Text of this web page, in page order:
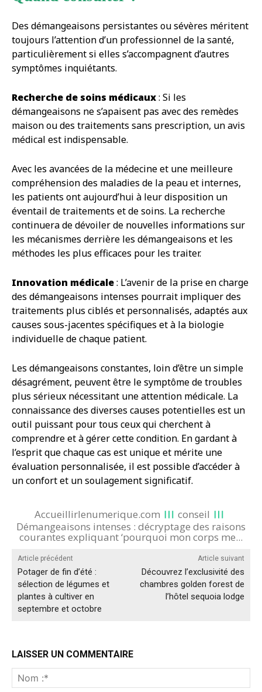
Des démangeaisons persistantes ou sévères méritent
toujours l’attention d’un professionnel de la santé,
particulièrement si elles s’accompagnent d’autres
symptômes inquiétants.
Recherche de soins médicaux: Si les
démangeaisons ne s’apaisent pas avec des remèdes
maison ou des traitements sans prescription, un avis
médical est indispensable.
Avec les avancées de la médecine et une meilleure
compréhension des maladies de la peau et internes,
les patients ont aujourd’hui à leur disposition un
éventail de traitements et de soins. La recherche
continuera de dévoiler de nouvelles informations sur
les mécanismes derrière les démangeaisons et les
méthodes les plus efficaces pour les traiter.
Innovation médicale: L’avenir de la prise en charge
des démangeaisons intenses pourrait impliquer des
traitements plus ciblés et personnalisés, adaptés aux
causes sous-jacentes spécifiques et à la biologie
individuelle de chaque patient.
Les démangeaisons constantes, loin d’être un simple
désagrément, peuvent être le symptôme de troubles
plus sérieux nécessitant une attention médicale. La
connaissance des diverses causes potentielles est un
outil puissant pour tous ceux qui cherchent à
comprendre et à gérer cette condition. En gardant à
l’esprit que chaque cas est unique et mérite une
évaluation personnalisée, il est possible d’accéder à
un confort et un soulagement significatif.
Accueillirlenumerique.com
conseil
Démangeaisons intenses : décryptage des raisons
courantes expliquant ‘pourquoi mon corps me...
Article précédent
Potager de fin d’été :
sélection de légumes et
plantes à cultiver en
septembre et octobre
Article suivant
Découvrez l’exclusivité des
chambres golden forest de
l’hôtel sequoia lodge
LAISSER UN COMMENTAIRE
:*